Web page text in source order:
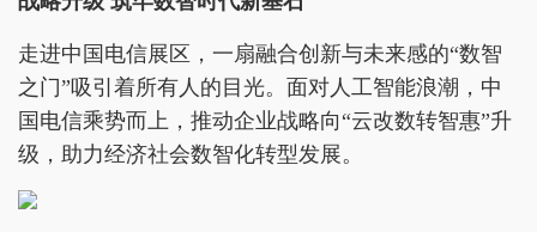
走进中国电信展区，一扇融合创新与未来感的“数智
之门”吸引着所有人的目光。面对人工智能浪潮，中
国电信乘势而上，推动企业战略向“云改数转智惠”升
级，助力经济社会数智化转型发展。